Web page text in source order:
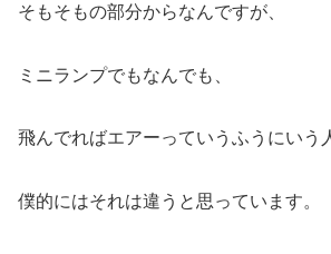
そもそもの部分からなんですが、
ミニランプでもなんでも、
飛んでればエアーっていうふうにいう
僕的にはそれは違うと思っています。